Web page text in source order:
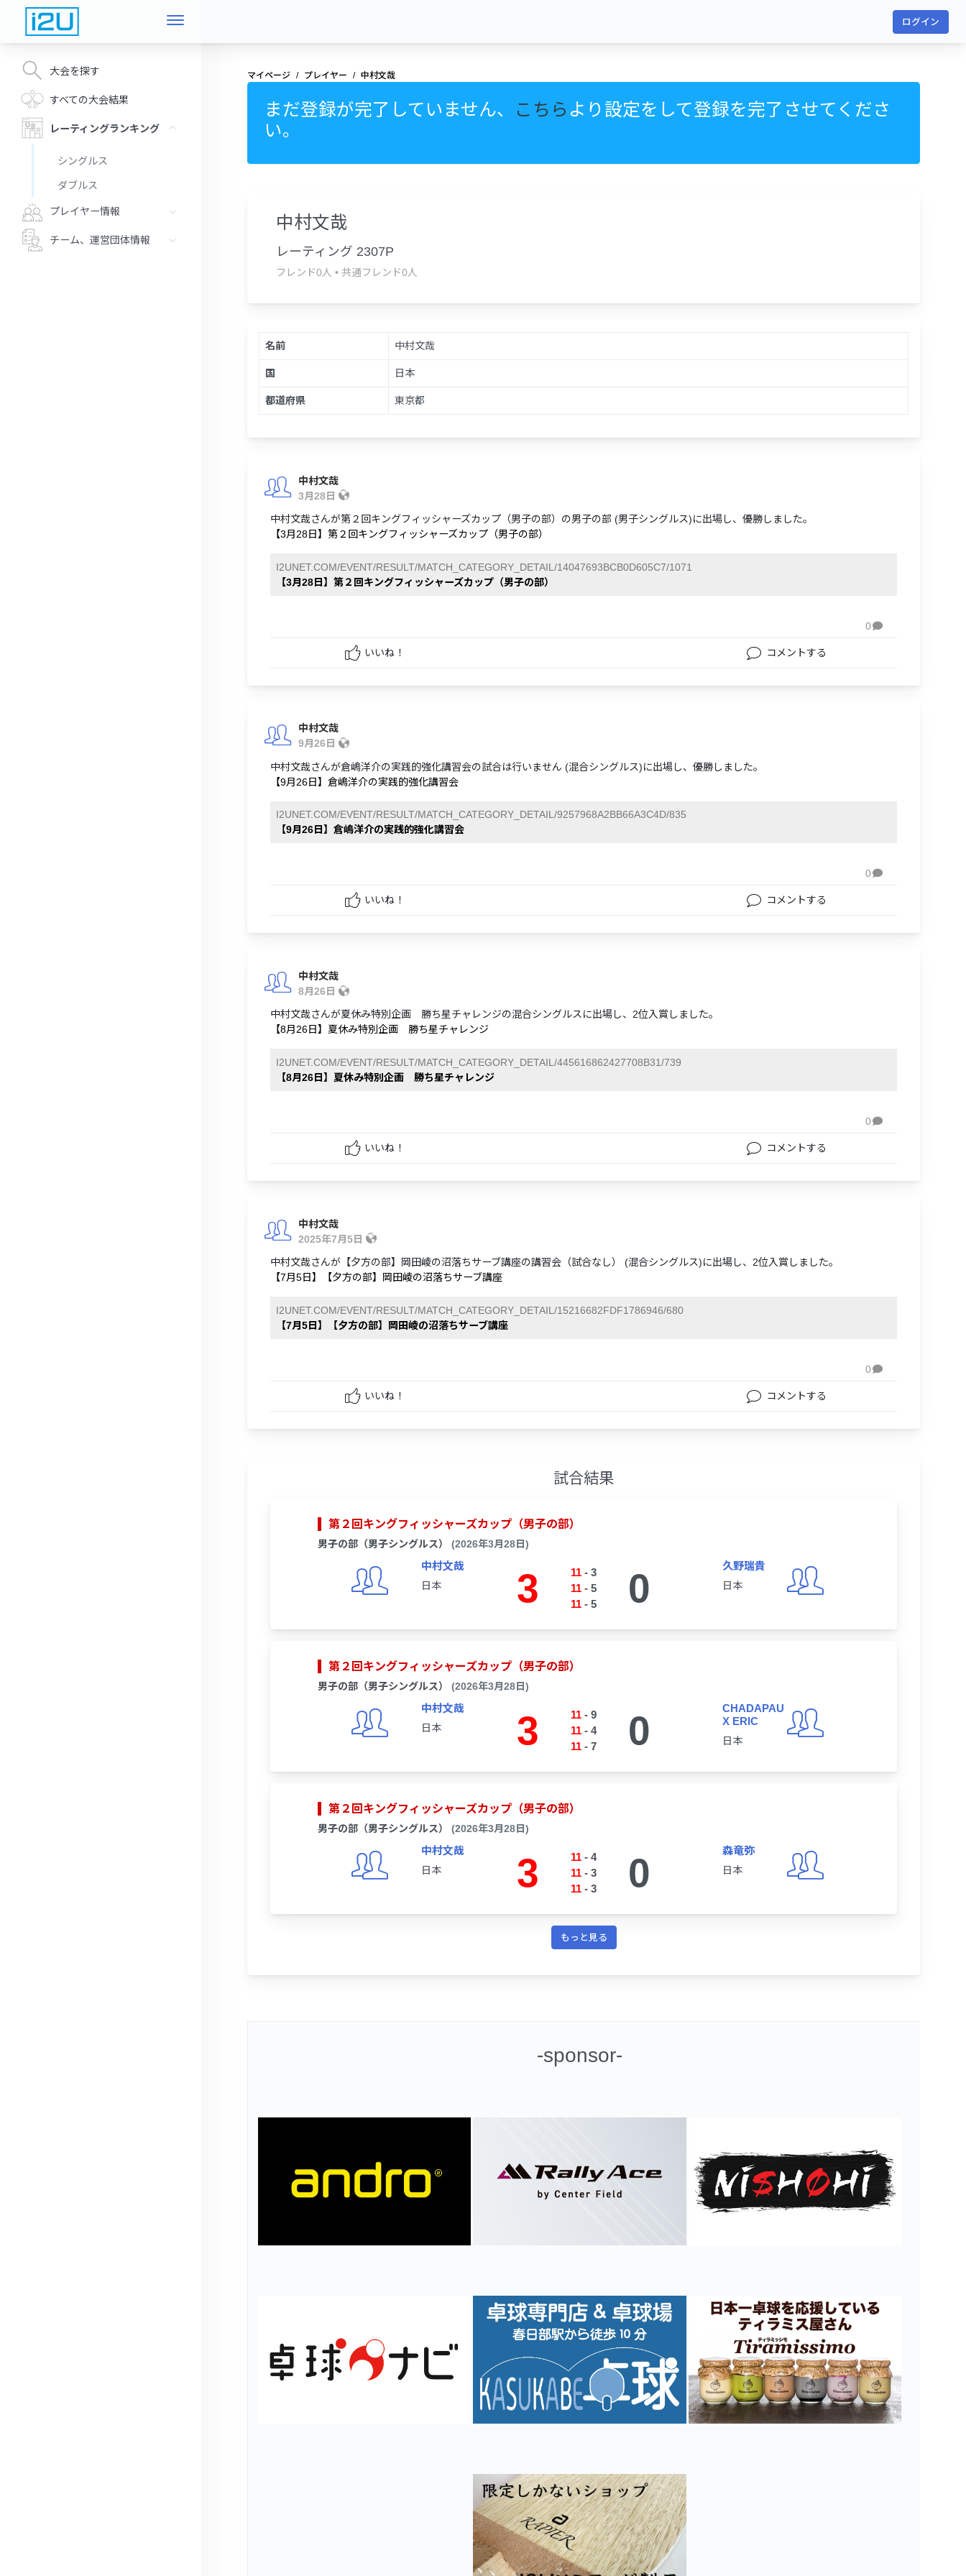
ログイン
大会を探す
すべての大会結果
レーティングランキング
シングルス
ダブルス
プレイヤー情報
チーム、運営団体情報
マイページ プレイヤー 中村文哉
まだ登録が完了していません、 こちら より設定をして登録を完了させてくださ
い。
中村文哉
レーティング 2307P
フレンド0人 • 共通フレンド0人
名前 中村文哉
国 日本
都道府県 東京都
中村文哉
3月28日
中村文哉さんが第２回キングフィッシャーズカップ（男子の部）の男子の部 (男子シングルス)に出場し、優勝しました。
【3月28日】第２回キングフィッシャーズカップ（男子の部）
I2UNET.COM/EVENT/RESULT/MATCH_CATEGORY_DETAIL/14047693BCB0D605C7/1071
【3月28日】第２回キングフィッシャーズカップ（男子の部）
0
いいね！ コメントする
中村文哉
9月26日
中村文哉さんが倉嶋洋介の実践的強化講習会の試合は行いません (混合シングルス)に出場し、優勝しました。
【9月26日】倉嶋洋介の実践的強化講習会
I2UNET.COM/EVENT/RESULT/MATCH_CATEGORY_DETAIL/9257968A2BB66A3C4D/835
【9月26日】倉嶋洋介の実践的強化講習会
0
いいね！ コメントする
中村文哉
8月26日
中村文哉さんが夏休み特別企画 勝ち星チャレンジの混合シングルスに出場し、2位入賞しました。
【8月26日】夏休み特別企画 勝ち星チャレンジ
I2UNET.COM/EVENT/RESULT/MATCH_CATEGORY_DETAIL/445616862427708B31/739
【8月26日】夏休み特別企画 勝ち星チャレンジ
0
いいね！ コメントする
中村文哉
2025年7月5日
中村文哉さんが【夕方の部】岡田崚の沼落ちサーブ講座の講習会（試合なし） (混合シングルス)に出場し、2位入賞しました。
【7月5日】【夕方の部】岡田崚の沼落ちサーブ講座
I2UNET.COM/EVENT/RESULT/MATCH_CATEGORY_DETAIL/15216682FDF1786946/680
【7月5日】【夕方の部】岡田崚の沼落ちサーブ講座
0
いいね！ コメントする
試合結果
第２回キングフィッシャーズカップ（男子の部）
男子の部（男子シングルス） (2026年3月28日)
中村文哉
日本 3 11- 3
11- 5
11- 5 0
久野瑞貴
日本
第２回キングフィッシャーズカップ（男子の部）
男子の部（男子シングルス） (2026年3月28日)
中村文哉
日本 3 11- 9
11- 4
11- 7 0
CHADAPAU
X ERIC
日本
第２回キングフィッシャーズカップ（男子の部）
男子の部（男子シングルス） (2026年3月28日)
中村文哉
日本 3 11- 4
11- 3
11- 3 0
森竜弥
日本
もっと見る
-sponsor-